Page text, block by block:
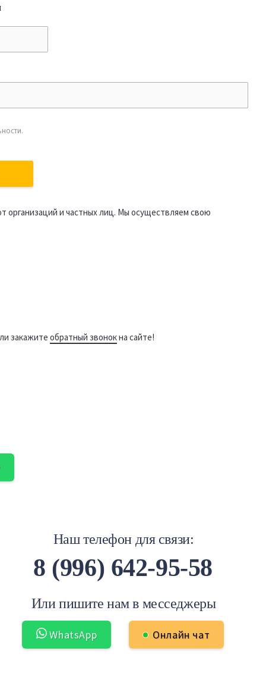
.
организаций и частных лиц. Мы осуществляем свою
закажите обратный звонокна сайте!
Наш телефон для связи:
8 (996) 642-95-58
Или пишите нам в месседжеры
WhatsApp Онлайн чат